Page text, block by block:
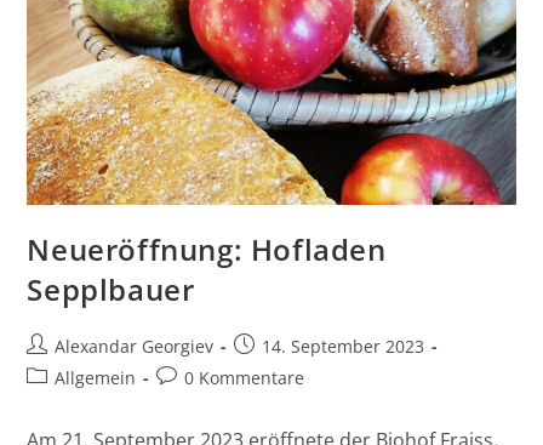
Neueröffnung: Hofladen
Sepplbauer
Alexandar Georgiev
14. September 2023
Allgemein
0 Kommentare